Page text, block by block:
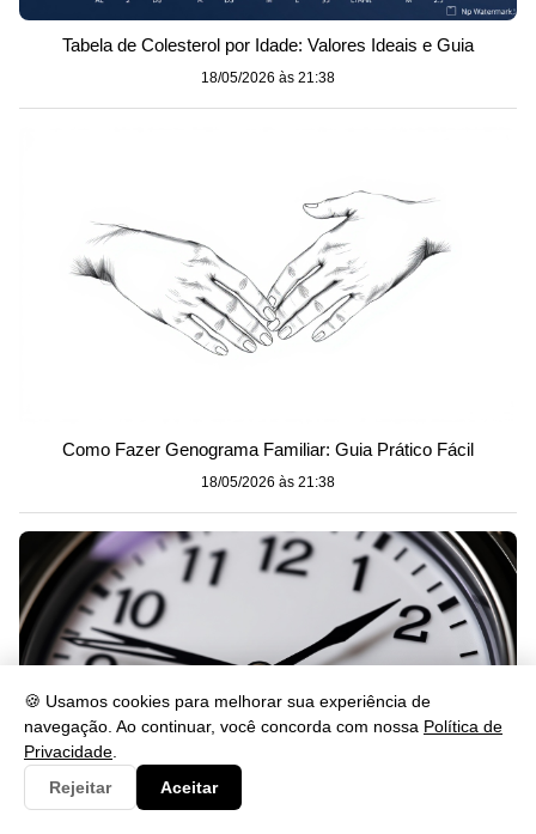
🍪 Usamos cookies para melhorar sua experiência de
navegação. Ao continuar, você concorda com nossa Política de
Privacidade
Rejeitar
Aceitar
Tabela de Colesterol por Idade: Valores Ideais e Guia
18/05/2026 às 21:38
Como Fazer Genograma Familiar: Guia Prático Fácil
18/05/2026 às 21:38